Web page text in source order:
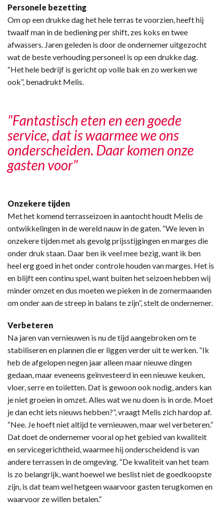
Personele bezetting
Om op een drukke dag het hele terras te voorzien, heeft hij
twaalf man in de bediening per shift, zes koks en twee
afwassers. Jaren geleden is door de ondernemer uitgezocht
wat de beste verhouding personeel is op een drukke dag.
“Het hele bedrijf is gericht op volle bak en zo werken we
ook”, benadrukt Melis.
"Fantastisch eten en een goede
service, dat is waarmee we ons
onderscheiden. Daar komen onze
gasten voor"
Onzekere tijden
Met het komend terrasseizoen in aantocht houdt Melis de
ontwikkelingen in de wereld nauw in de gaten. “We leven in
onzekere tijden met als gevolg prijsstijgingen en marges die
onder druk staan. Daar ben ik veel mee bezig, want ik ben
heel erg goed in het onder controle houden van marges. Het is
en blijft een continu spel, want buiten het seizoen hebben wij
minder omzet en dus moeten we pieken in de zomermaanden
om onder aan de streep in balans te zijn”, stelt de ondernemer.
Verbeteren
Na jaren van vernieuwen is nu de tijd aangebroken om te
stabiliseren en plannen die er liggen verder uit te werken. “Ik
heb de afgelopen negen jaar alleen maar nieuwe dingen
gedaan, maar eveneens geïnvesteerd in een nieuwe keuken,
vloer, serre en toiletten. Dat is gewoon ook nodig, anders kan
je niet groeien in omzet. Alles wat we nu doen is in orde. Moet
je dan echt iets nieuws hebben?”, vraagt Melis zich hardop af.
“Nee. Je hoeft niet altijd te vernieuwen, maar wel verbeteren.”
Dat doet de ondernemer vooral op het gebied van kwaliteit
en servicegerichtheid, waarmee hij onderscheidend is van
andere terrassen in de omgeving. “De kwaliteit van het team
is zo belangrijk, want hoewel we beslist niet de goedkoopste
zijn, is dat team wel hetgeen waarvoor gasten terugkomen en
waarvoor ze willen betalen.”